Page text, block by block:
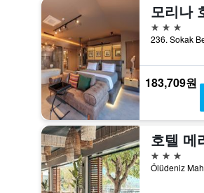
모리나
3성급
183,709원
호텔 메
3성급